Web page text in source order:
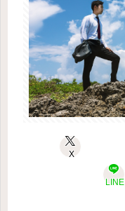
X
LINE